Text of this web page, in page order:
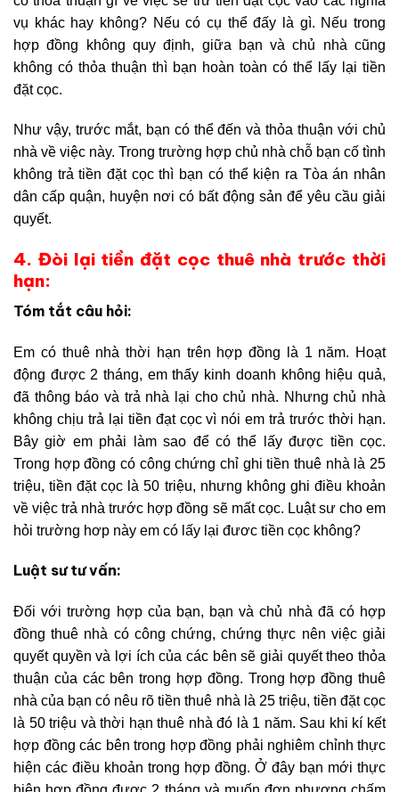
vụ khác hay không? Nếu có cụ thể đấy là gì. Nếu trong
hợp đồng không quy định, giữa bạn và chủ nhà cũng
không có thỏa thuận thì bạn hoàn toàn có thể lấy lại tiền
đặt cọc.
Như vậy, trước mắt, bạn có thể đến và thỏa thuận với chủ
nhà về việc này. Trong trường hợp chủ nhà chỗ bạn cố tình
không trả tiền đặt cọc thì bạn có thể kiện ra Tòa án nhân
dân cấp quận, huyện nơi có bất động sản để yêu cầu giải
quyết.
4. Đòi lại tiền đặt cọc thuê nhà trước thời
hạn:
Tóm tắt câu hỏi:
Em có thuê nhà thời hạn trên hợp đồng là 1 năm. Hoạt
động được 2 tháng, em thấy kinh doanh không hiệu quả,
đã thông báo và trả nhà lại cho chủ nhà. Nhưng chủ nhà
không chịu trả lại tiền đạt cọc vì nói em trả trước thời hạn.
Bây giờ em phải làm sao để có thể lấy được tiền cọc.
Trong hợp đồng có công chứng chỉ ghi tiền thuê nhà là 25
triệu, tiền đặt cọc là 50 triệu, nhưng không ghi điều khoản
về việc trả nhà trước hợp đồng sẽ mất cọc. Luật sư cho em
hỏi trường hơp này em có lấy lại đươc tiền cọc không?
Luật sư tư vấn:
Đối với trường hợp của bạn, bạn và chủ nhà đã có hợp
đồng thuê nhà có công chứng, chứng thực nên việc giải
quyết quyền và lợi ích của các bên sẽ giải quyết theo thỏa
thuận của các bên trong hợp đồng. Trong hợp đồng thuê
nhà của bạn có nêu rõ tiền thuê nhà là 25 triệu, tiền đặt cọc
là 50 triệu và thời hạn thuê nhà đó là 1 năm. Sau khi kí kết
hợp đồng các bên trong hợp đồng phải nghiêm chỉnh thực
hiện các điều khoản trong hợp đồng. Ở đây bạn mới thực